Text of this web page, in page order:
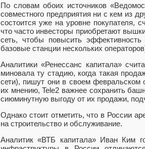
По словам обоих источников
совместного предприятия ни с кем из
состоится уже на уровне покупателя,
что часто инвесторы приобретают
сеть, чтобы повысить
базовые станции нескольких
Аналитики «Ренессанс капитала»
миновала ту стадию, когда такая
сети), пишут они в своем февральском
их мнению, Tele2 важнее сохранить
сиюминутную выгоду от их продажи,
Однако стоит отметить, что в России
на строительство и обслуживание.
Аналитик «ВТБ капитала» Иван Ким